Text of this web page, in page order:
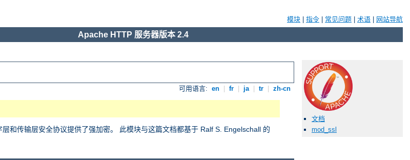
模块 指令 常见问题 术语 网站导航
Apache HTTP 服务器版本 2.4
可用语言: en fr ja tr zh-cn
和传输层安全协议提供了强加密。 此模块与这篇文档都基于 Ralf S. Engelschall 的
文档
mod_ssl